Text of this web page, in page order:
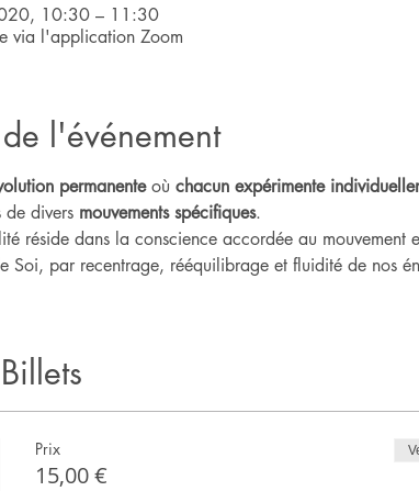
10:30 – 11:30
via l'application Zoom
l'événement
permanente où chacun expérimente
de divers mouvements spécifiques.
réside dans la conscience accordée au mouvement
Soi, par recentrage, rééquilibrage et fluidité de nos
Billets
Prix
15,00 €